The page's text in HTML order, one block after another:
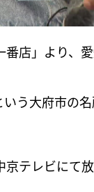
店」より、
う大府市の
テレビにて